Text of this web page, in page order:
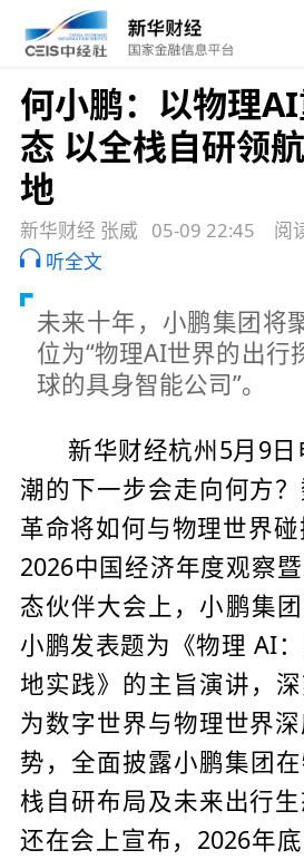
何小鹏：以物理
态 以全栈自研领
地
新华财经 张威 05-09 22:45
阅
听全文
未来十年，小鹏集团将
位为“物理AI世界的出行
球的具身智能公司”。
新华财经杭州5月9
潮的下一步会走向何方
革命将如何与物理世界
2026中国经济年度观察
态伙伴大会上，小鹏集
小鹏发表题为《物理 AI
地实践》的主旨演讲，
为数字世界与物理世界
势，全面披露小鹏集团
栈自研布局及未来出行
还在会上宣布，2026年